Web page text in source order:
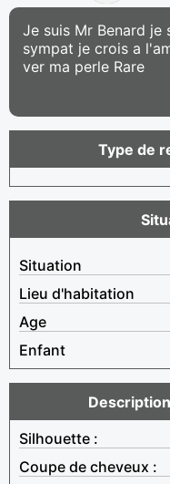
Je suis Mr Benard je
sympat je crois a
ver ma perle Rare
Type de
Situation
Lieu d'habitation
Age
Enfant
Silhouette :
Coupe de cheveux :